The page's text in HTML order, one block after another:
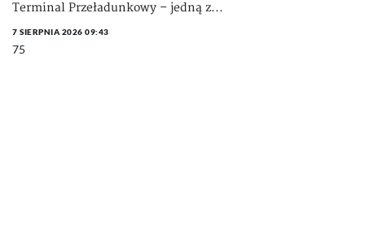
Terminal Przeładunkowy – jedną z...
7 SIERPNIA 2026 09:43
75